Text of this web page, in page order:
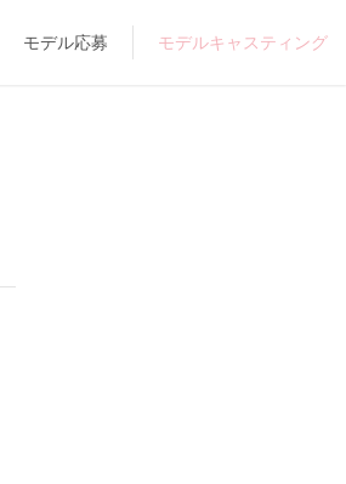
モデル応募 モデルキャスティング